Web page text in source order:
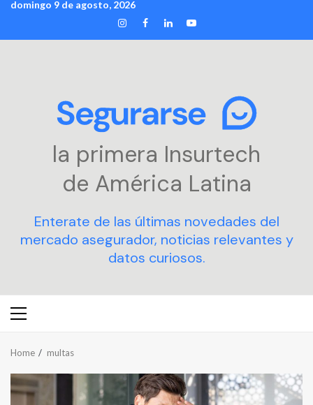
Skip
content
domingo 9 de agosto, 2026
INSTAGRAM
FACEBOOK
LINKEDIN
YOUTUBE
la primera Insurtech
de América Latina
Enterate de las últimas novedades del
mercado asegurador, noticias relevantes y
datos curiosos.
Primary
Home multas